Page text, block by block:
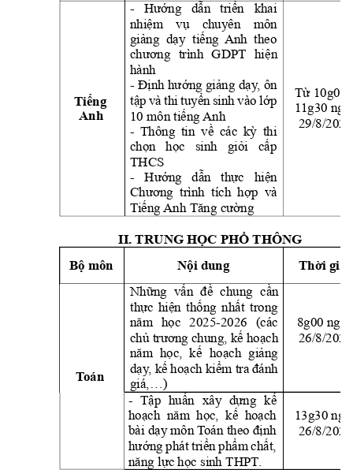
Tiếng
Anh
- Hướng dẫn triển
khai
nhiệm
vụ chuyên
môn
giảng  dạy  tiếng Anh  theo
chương trình GDPT hiện
hành
- Định hướng giảng dạy, ôn
tập và thi tuyển sinh vào lớp
10 môn tiếng Anh
- Thông tin về các kỳ thi
chọn
học sinh giỏi cấp
THCS
- Hướng dẫn thực
hiện
Chương  trình  tích hợp  và
Tiếng Anh Tăng cường
Từ 10g00
11g30
29/8/2025
II. TRUNG HỌC PHỔ THÔNG
Bộ môn
Nội dung Thời gian
Toán
Những vấn đề chung cần
thực hiện thống nhất trong
năm học 2025-2026
(các
chủ trương chung, kế hoạch
năm học, kế hoạch giảng
dạy, kế hoạch kiểm tra đánh
giá,…)
8g00
26/8/2025
- Tập huấn xây dựng kế
hoạch  năm  học,  kế  hoạch
bài dạy môn Toán theo định
hướng phát triển phẩm chất,
năng lực học sinh THPT.
13g30
26/8/2025